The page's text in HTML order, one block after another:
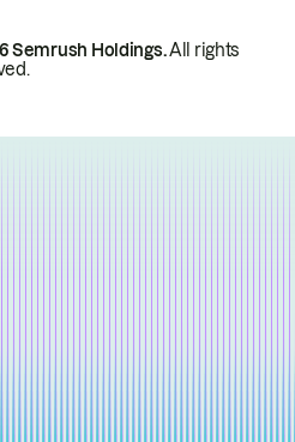
Semrush Holdings.All rights